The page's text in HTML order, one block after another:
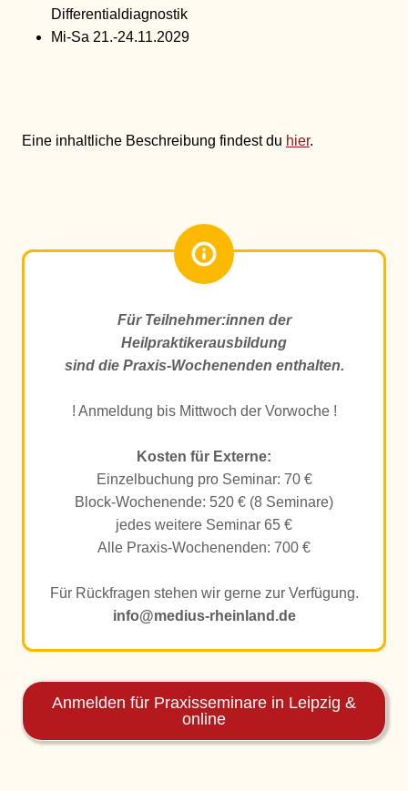
Differentialdiagnostik
Mi-Sa 21.-24.11.2029
Eine inhaltliche Beschreibung findest du hier.
Für Teilnehmer:innen der
Heilpraktikerausbildung
sind die Praxis-Wochenenden enthalten.
! Anmeldung bis Mittwoch der Vorwoche !
Kosten für Externe:
Einzelbuchung pro Seminar: 70 €
Block-Wochenende: 520 € (8 Seminare)
jedes weitere Seminar 65 €
Alle Praxis-Wochenenden: 700 €
Für Rückfragen stehen wir gerne zur Verfügung.
info@medius-rheinland.de
Anmelden für Praxisseminare in Leipzig &
online